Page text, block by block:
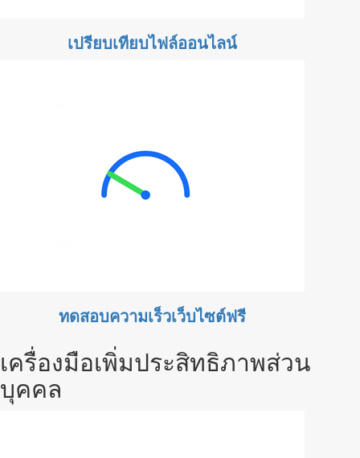
เปรียบเทียบไฟล์ออนไลน์
ทดสอบความเร็วเว็บไซต์ฟรี
เครื่องมือเพิ่มประสิทธิภาพส่วน
บุคคล